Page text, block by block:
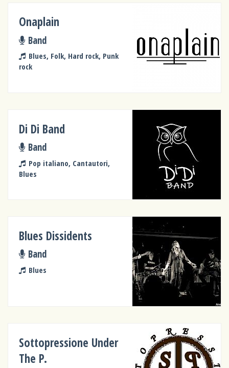
Onaplain
Band
Blues, Folk, Hard rock, Punk
rock
Di Di Band
Band
Pop italiano, Cantautori,
Blues
Blues Dissidents
Band
Blues
Sottopressione Under
The P.